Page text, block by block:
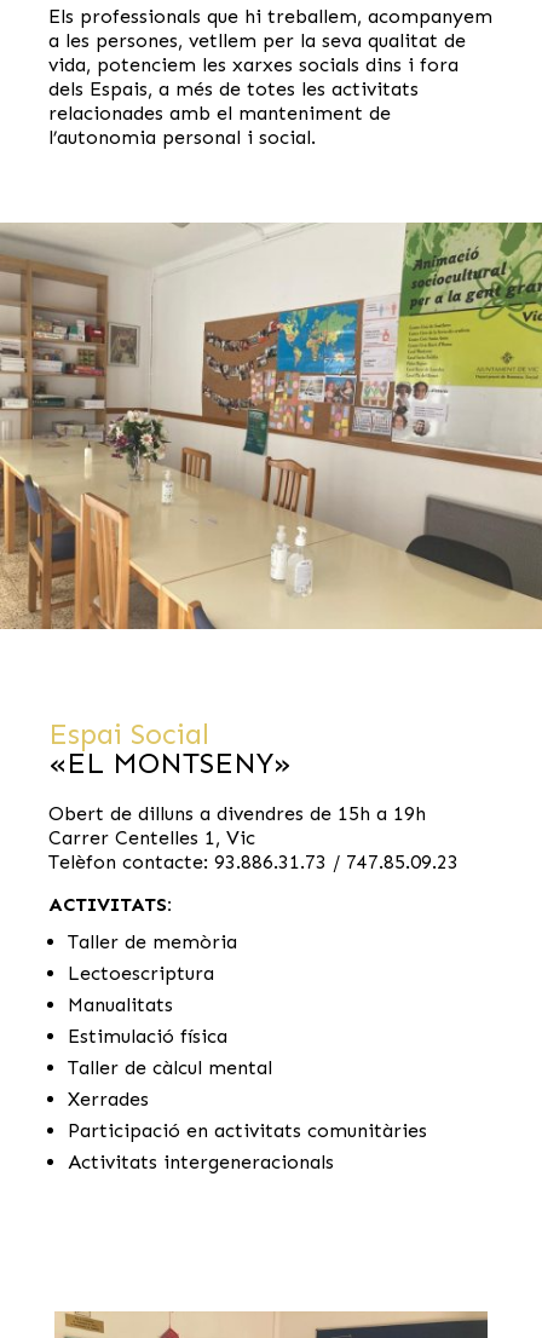
Els professionals que hi treballem, acompanyem
a les persones, vetllem per la seva qualitat de
vida, potenciem les xarxes socials dins i fora
dels Espais, a més de totes les activitats
relacionades amb el manteniment de
l’autonomia personal i social.
Espai Social
«EL MONTSENY»
Obert de dilluns a divendres de 15h a 19h
Carrer Centelles 1, Vic
Telèfon contacte: 93.886.31.73 / 747.85.09.23
ACTIVITATS:
Taller de memòria
Lectoescriptura
Manualitats
Estimulació física
Taller de càlcul mental
Xerrades
Participació en activitats comunitàries
Activitats intergeneracionals